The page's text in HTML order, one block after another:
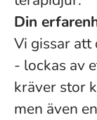
Din
Vi gissar att
- lockas av
kräver stor
men även